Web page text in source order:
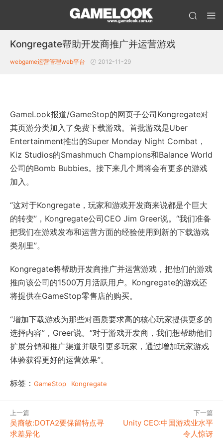
Kongregate帮助开发商推广并运营游戏
webgame运营管理web平台 2012-11-29
GameLook报道/GameStop的网页子公司Kongregate对
其页游分类加入了免费下载游戏。首批游戏是Uber
Entertainment推出的Super Monday Night Combat，
Kiz Studios的Smashmuch Champions和Balance World
公司的Bomb Bubbies。接下来几个周将会有更多的游戏
加入。
“这对于Kongregate，玩家和游戏开发商来说都是个巨大
的转变”，Kongregate公司CEO Jim Greer说。“我们准备
把我们在游戏发布和运营方面的经验使用到新的下载游戏
类别里”。
Kongregate将帮助开发商推广并运营游戏，把他们的游戏
推向该公司的1500万月活跃用户。Kongregate的游戏还
将提供在GameStop零售店的购买。
“增加下载游戏为那些对画质要求高的核心玩家提供更多的
选择内容”，Greer说。“对于游戏开发商，我们想帮助他们
扩展分销和推广渠道并吸引更多玩家，通过增加玩家游戏
体验获得更好的运营效果”。
标签： GameStop Kongregate
上一篇
吴裔敏:DOTA2要保留特点寻
求差异化
下一篇
Unity CEO:中国游戏业水平
令人惊讶